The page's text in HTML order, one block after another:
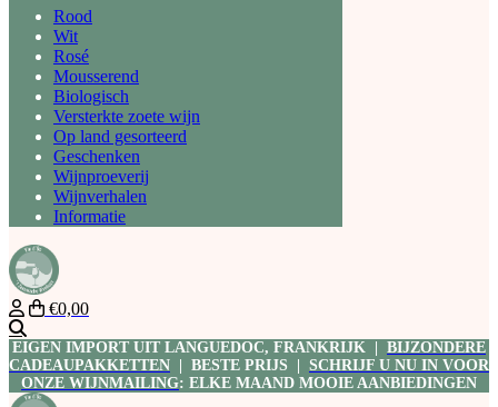
Rood
Wit
Rosé
Mousserend
Biologisch
Versterkte zoete wijn
Op land gesorteerd
Geschenken
Wijnproeverij
Wijnverhalen
Informatie
€0,00
EIGEN IMPORT UIT LANGUEDOC, FRANKRIJK | BIJZONDERE
CADEAUPAKKETTEN | BESTE PRIJS | SCHRIJF U NU IN VOOR
ONZE WIJNMAILING: ELKE MAAND MOOIE AANBIEDINGEN